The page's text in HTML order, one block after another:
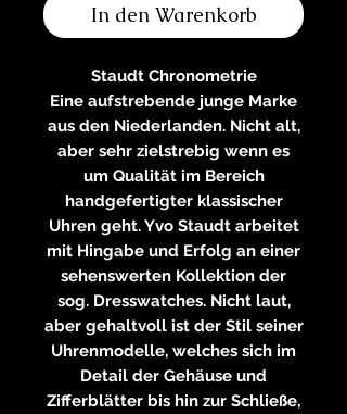
In den Warenkorb
Staudt Chronometrie
Eine aufstrebende junge Marke
aus den Niederlanden. Nicht alt,
aber sehr zielstrebig wenn es
um Qualität im Bereich
handgefertigter klassischer
Uhren geht. Yvo Staudt arbeitet
mit Hingabe und Erfolg an einer
sehenswerten Kollektion der
sog. Dresswatches. Nicht laut,
aber gehaltvoll ist der Stil seiner
Uhrenmodelle, welches sich im
Detail der Gehäuse und
Zifferblätter bis hin zur Schließe,